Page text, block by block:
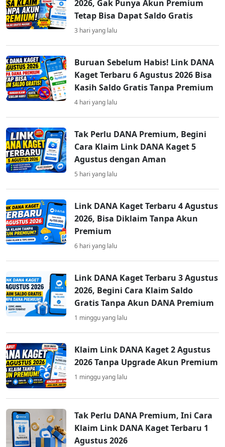
2026, Gak Punya Akun Premium
Tetap Bisa Dapat Saldo Gratis
3 hari yang lalu
Buruan Sebelum Habis! Link DANA
Kaget Terbaru 6 Agustus 2026 Bisa
Kasih Saldo Gratis Tanpa Premium
4 hari yang lalu
Tak Perlu DANA Premium, Begini
Cara Klaim Link DANA Kaget 5
Agustus dengan Aman
5 hari yang lalu
Link DANA Kaget Terbaru 4 Agustus
2026, Bisa Diklaim Tanpa Akun
Premium
6 hari yang lalu
Link DANA Kaget Terbaru 3 Agustus
2026, Begini Cara Klaim Saldo
Gratis Tanpa Akun DANA Premium
1 minggu yang lalu
Klaim Link DANA Kaget 2 Agustus
2026 Tanpa Upgrade Akun Premium
1 minggu yang lalu
Tak Perlu DANA Premium, Ini Cara
Klaim Link DANA Kaget Terbaru 1
Agustus 2026